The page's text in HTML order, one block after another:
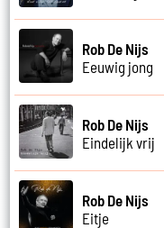
Rob De Nijs
Eeuwig jong
Rob De Nijs
Eindelijk vrij
Rob De Nijs
Eitje